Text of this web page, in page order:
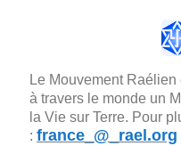
Le Mouvement
à travers le monde un
la Vie sur Terre. Pour
: france_@_rael.org